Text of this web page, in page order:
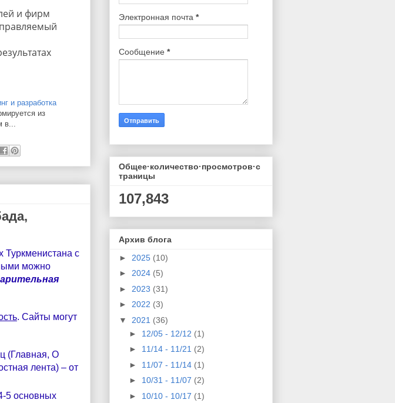
и фирм
и разработка
из
в...
Туркменистана с
можно
. Сайты могут
(Главная, О
лента) – от
5 основных
Электронная почта *
Сообщение *
Общее·количество·просмотров·с
траницы
107,843
Архив блога
► 2025 (10)
► 2024 (5)
► 2023 (31)
► 2022 (3)
▼ 2021 (36)
► 12/05 - 12/12 (1)
► 11/14 - 11/21 (2)
► 11/07 - 11/14 (1)
► 10/31 - 11/07 (2)
► 10/10 - 10/17 (1)